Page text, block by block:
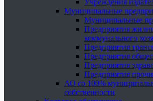
Учреждения
Муниципальные
Муниципальные
Предприятия
коммунального
Предприятия
Предприятия
Предприятия
Предприятия
АО со 100%
собственности